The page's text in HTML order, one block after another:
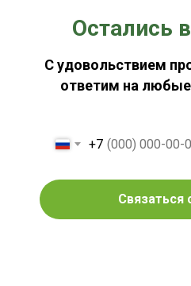
Остались
С удовольствием
ответим на
+7
Связаться